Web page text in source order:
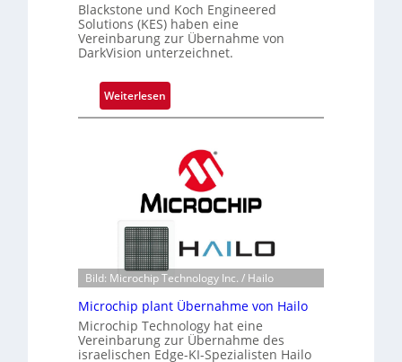
Blackstone und Koch Engineered
Solutions (KES) haben eine
Vereinbarung zur Übernahme von
DarkVision unterzeichnet.
Weiterlesen
B
s
t
o
n
e
ü
b
e
Bild: Microchip Technology Inc. / Hailo
Microchip plant Übernahme von Hailo
Microchip Technology hat eine
Vereinbarung zur Übernahme des
israelischen Edge-KI-Spezialisten Hailo